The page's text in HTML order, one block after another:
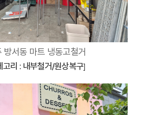
방서동 마트 냉동고철거
고리 : 내부철거/원상복구]